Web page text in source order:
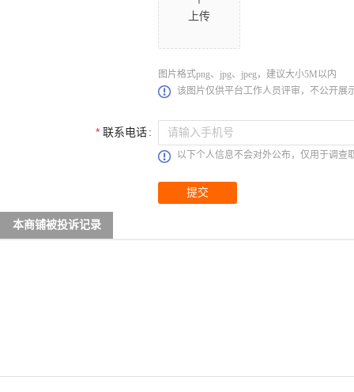
上传
图片格式png、jpg、jpeg，建议大小5M以内
该图片仅供平台工作人员评审，不公开展
联系电话
以下个人信息不会对外公布，仅用于调查
提交
本商铺被投诉记录